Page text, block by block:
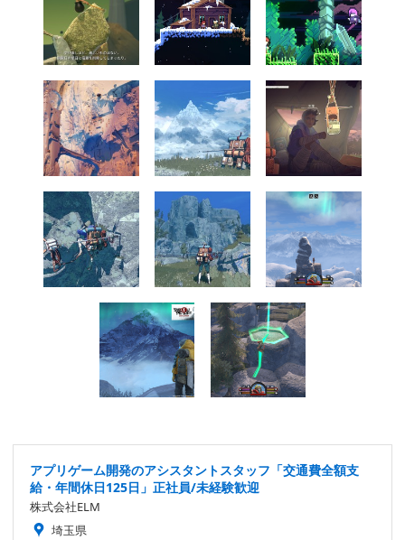
アプリゲーム開発のアシスタントスタッフ「交通費全額支
給・年間休日125日」正社員/未経験歓迎
株式会社ELM
埼玉県